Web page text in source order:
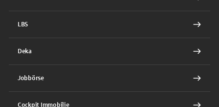
LBS
Deka
Jobbörse
Cockpit Immobilie